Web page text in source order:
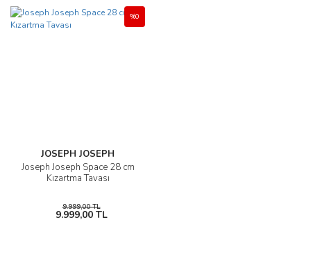
JOSEPH JOSEPH
Joseph Joseph Space 28 cm
Kızartma Tavası
%0
9.999,00 TL
9.999,00 TL